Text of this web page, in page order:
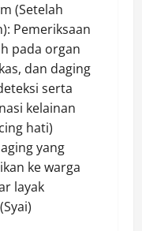
(Setelah
Pemeriksaan
pada organ
dan daging
serta
kelainan
hati)
yang
ke warga
layak